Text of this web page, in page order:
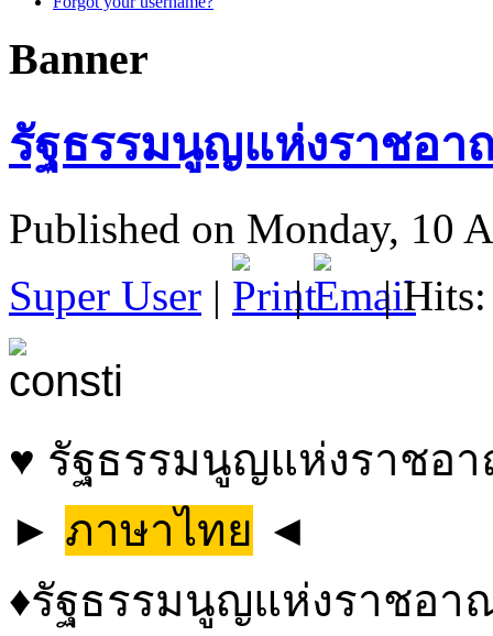
Banner
รัฐธรรมนูญแห่งราชอ
Published on Monday, 10
Super User | | | Hits:
♥ รัฐธรรมนูญแห่งราชอ
► ภาษาไทย ◄
♦รัฐธรรมนูญแห่งราชอ